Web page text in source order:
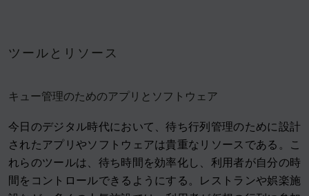
ツールとリソース
キュー管理のためのアプリとソフトウェア
今日のデジタル時代において、待ち行列管理のために設計
されたアプリやソフトウェアは貴重なリソースである。こ
れらのツールは、待ち時間を効率化し、利用者が自分の時
間をコントロールできるようにする。レストランや娯楽施